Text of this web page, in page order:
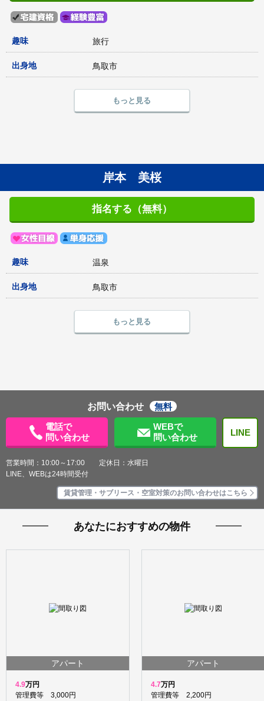
趣味 旅行
出身地 鳥取市
もっと見る
岸本 美桜
指名する（無料）
趣味 温泉
出身地 鳥取市
もっと見る
お問い合わせ
無料
電話で
問い合わせ
WEBで
問い合わせ
LINE
営業時間：10:00～17:00 定休日：水曜日
LINE、WEBは24時間受付
賃貸管理・サブリース・空室対策のお問い合わせはこちら
あなたにおすすめの物件
アパート
4.9万円
管理費等 3,000円
アパート
4.7万円
管理費等 2,200円